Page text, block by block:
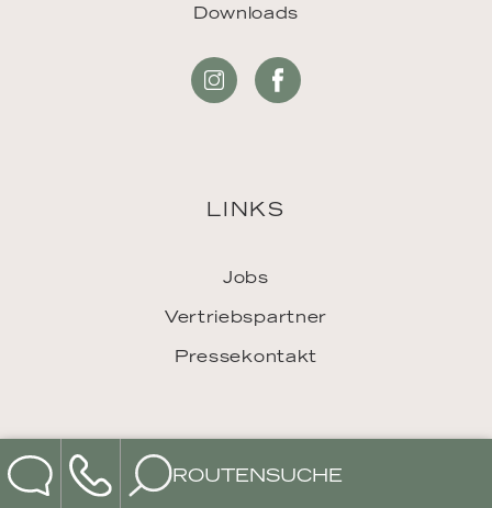
ROUTENSUCHE
Downloads
LINKS
Jobs
Vertriebspartner
Pressekontakt